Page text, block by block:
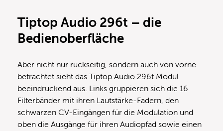
Tiptop Audio 296t – die
Bedienoberfläche
Aber nicht nur rückseitig, sondern auch von vorne
betrachtet sieht das Tiptop Audio 296t Modul
beeindruckend aus. Links gruppieren sich die 16
Filterbänder mit ihren Lautstärke-Fadern, den
schwarzen CV-Eingängen für die Modulation und
oben die Ausgänge für ihren Audiopfad sowie einen